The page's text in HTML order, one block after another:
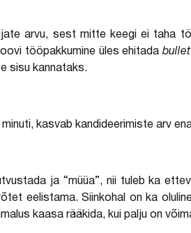
arvu, sest mitte keegi ei taha
tööpakkumine üles ehitada
sisu kannataks.
kasvab kandideerimiste arv
ja “müüa”, nii tuleb ka
eelistama. Siinkohal on ka
kaasa rääkida, kui palju on